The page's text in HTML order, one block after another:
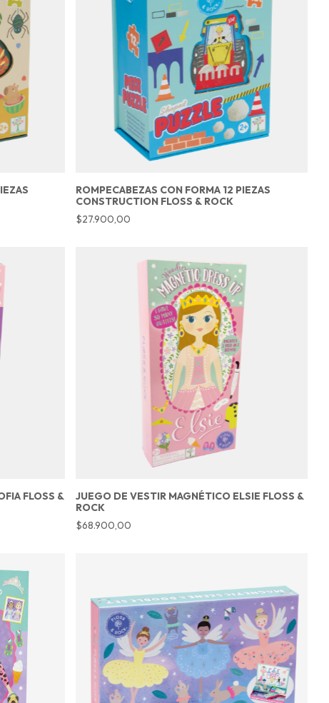
ROMPECABEZAS CON FORMA 12 PIEZAS
CONSTRUCTION FLOSS & ROCK
$27.900,00
FLOSS &
JUEGO DE VESTIR MAGNÉTICO ELSIE FLOSS &
ROCK
$68.900,00